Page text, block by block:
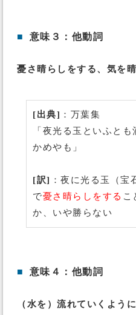
■ 意味３：他動詞
憂さ晴らしをする、気を
[出典] ：万葉集
「夜光る玉といふと
かめやも」
[訳] ：夜に光る玉（宝
で憂さ晴らしをする こ
か、いや勝らない
■ 意味４：他動詞
（水を）流れていくよう